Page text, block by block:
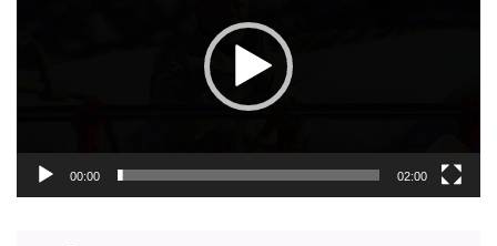
00:00 02:00